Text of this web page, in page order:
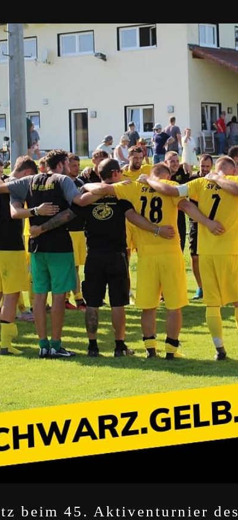
beim 45. Aktiventurnier